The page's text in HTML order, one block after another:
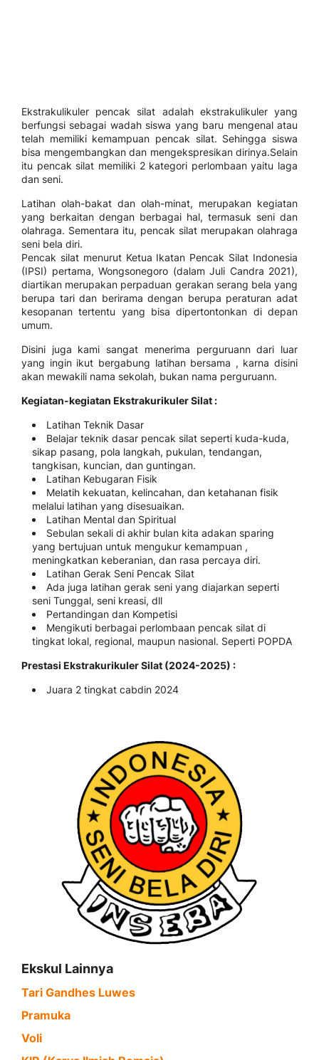
Ekstrakulikuler pencak silat adalah ekstrakulikuler yang
berfungsi sebagai wadah siswa yang baru mengenal atau
telah memiliki kemampuan pencak silat. Sehingga siswa
bisa mengembangkan dan mengekspresikan dirinya.Selain
itu pencak silat memiliki 2 kategori perlombaan yaitu laga
dan seni.
Latihan olah-bakat dan olah-minat, merupakan kegiatan
yang berkaitan dengan berbagai hal, termasuk seni dan
olahraga. Sementara itu, pencak silat merupakan olahraga
seni bela diri.
Pencak silat menurut Ketua Ikatan Pencak Silat Indonesia
(IPSI) pertama, Wongsonegoro (dalam Juli Candra 2021),
diartikan merupakan perpaduan gerakan serang bela yang
berupa tari dan berirama dengan berupa peraturan adat
kesopanan tertentu yang bisa dipertontonkan di depan
umum.
Disini juga kami sangat menerima perguruann dari luar
yang ingin ikut bergabung latihan bersama , karna disini
akan mewakili nama sekolah, bukan nama perguruann.
Kegiatan-kegiatan Ekstrakurikuler Silat :
Latihan Teknik Dasar
Belajar teknik dasar pencak silat seperti kuda-kuda,
sikap pasang, pola langkah, pukulan, tendangan,
tangkisan, kuncian, dan guntingan.
Latihan Kebugaran Fisik
Melatih kekuatan, kelincahan, dan ketahanan fisik
melalui latihan yang disesuaikan.
Latihan Mental dan Spiritual
Sebulan sekali di akhir bulan kita adakan sparing
yang bertujuan untuk mengukur kemampuan ,
meningkatkan keberanian, dan rasa percaya diri.
Latihan Gerak Seni Pencak Silat
Ada juga latihan gerak seni yang diajarkan seperti
seni Tunggal, seni kreasi, dll
Pertandingan dan Kompetisi
Mengikuti berbagai perlombaan pencak silat di
tingkat lokal, regional, maupun nasional. Seperti POPDA
Prestasi Ekstrakurikuler Silat (2024-2025) :
Juara 2 tingkat cabdin 2024
Ekskul Lainnya
Tari Gandhes Luwes
Pramuka
Voli